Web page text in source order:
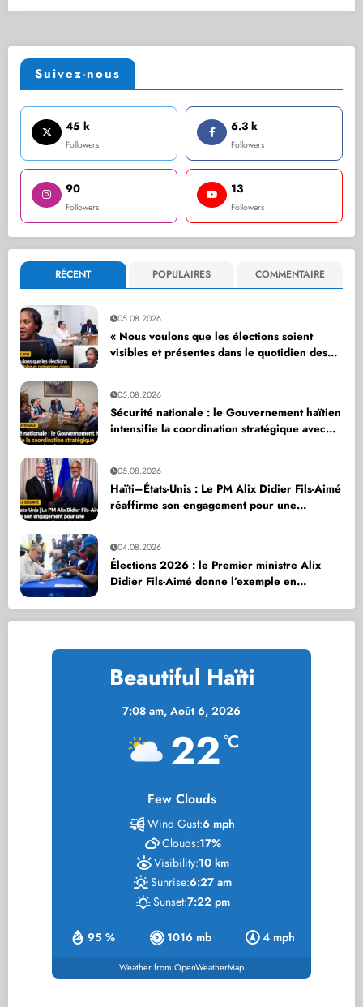
Suivez-nous
45 k
Followers
6.3 k
Followers
90
Followers
13
Followers
RÉCENT POPULAIRES COMMENTAIRE
05.08.2026
« Nous voulons que les élections soient
visibles et présentes dans le quotidien des
05.08.2026
Sécurité nationale : le Gouvernement haïtien
intensifie la coordination stratégique avec
05.08.2026
Haïti–États-Unis : Le PM Alix Didier Fils-Aimé
réaffirme son engagement pour une
04.08.2026
Élections 2026 : le Premier ministre Alix
Didier Fils-Aimé donne l’exemple en
Beautiful Haïti
7:08 am, Août 6, 2026
22°C
Few Clouds
95 % 1016 mb 4 mph
Wind Gust:6 mph
Clouds:17%
Visibility:10 km
Sunrise:6:27 am
Sunset:7:22 pm
Weather from OpenWeatherMap